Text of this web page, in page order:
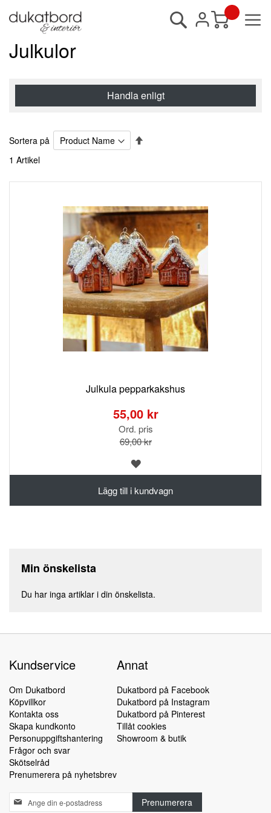
Min kundvagn
Sök
Julkulor
1 Artikel
Sortera på
Julkula pepparkakshus
55,00 kr
Ord. pris
69,00 kr
Lägg till i kundvagn
LÄGG
TILL
I
ÖNSKELISTA
Handla enligt
Min önskelista
Du har inga artiklar i din önskelista.
Kundservice
Om Dukatbord
Köpvillkor
Kontakta oss
Skapa kundkonto
Personuppgiftshantering
Frågor och svar
Skötselråd
Prenumerera på nyhetsbrev
Annat
Dukatbord på Facebook
Dukatbord på Instagram
Dukatbord på Pinterest
Tillåt cookies
Showroom & butik
Sign
Up
Prenumerera